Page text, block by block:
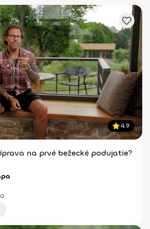
4.9
na prvé bežecké podujatie?